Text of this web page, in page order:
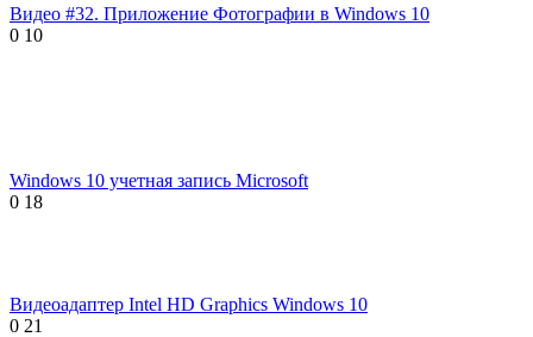
Видео #32. Приложение Фотографии в Windows 10
0 10
Windows 10 учетная запись Microsoft
0 18
Видеоадаптер Intel HD Graphics Windows 10
0 21